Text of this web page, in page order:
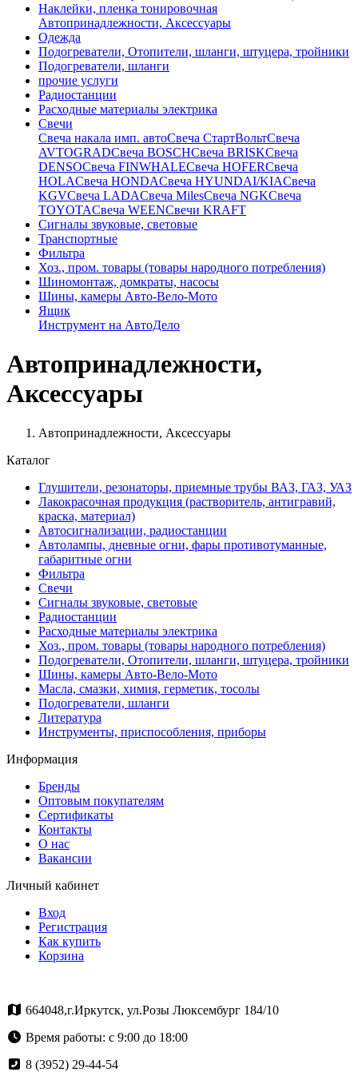
Наклейки, пленка тонировочная
Автопринадлежности, Аксессуары
Одежда
Подогреватели, Отопители, шланги, штуцера, тройники
Подогреватели, шланги
прочие услуги
Радиостанции
Расходные материалы электрика
Свечи
Свечa накала имп. автоСвечa СтартВольтСвеча
AVTOGRADСвеча BOSCHСвеча BRISKСвеча
DENSOСвеча FINWHALEСвеча HOFERСвеча
HOLAСвеча HONDAСвеча HYUNDAI/KIAСвеча
KGVСвеча LADAСвеча MilesСвеча NGKСвеча
TOYOTAСвеча WEENСвечи KRAFT
Сигналы звуковые, световые
Транспортные
Фильтра
Хоз., пром. товары (товары народного потребления)
Шиномонтаж, домкраты, насосы
Шины, камеры Авто-Вело-Мото
Ящик
Инструмент на АвтоДело
Автопринадлежности,
Аксессуары
Автопринадлежности, Аксессуары
Каталог
Глушители, резонаторы, приемные трубы ВАЗ, ГАЗ, УАЗ
Лакокрасочная продукция (растворитель, антигравий,
краска, материал)
Автосигнализации, радиостанции
Автолампы, дневные огни, фары противотуманные,
габаритные огни
Фильтра
Свечи
Сигналы звуковые, световые
Радиостанции
Расходные материалы электрика
Хоз., пром. товары (товары народного потребления)
Подогреватели, Отопители, шланги, штуцера, тройники
Шины, камеры Авто-Вело-Мото
Масла, смазки, химия, герметик, тосолы
Подогреватели, шланги
Литература
Инструменты, приспособления, приборы
Информация
Бренды
Оптовым покупателям
Сертификаты
Контакты
О нас
Вакансии
Личный кабинет
Вход
Регистрация
Как купить
Корзина
664048,г.Иркутск, ул.Розы Люксембург 184/10
Время работы: с 9:00 до 18:00
8 (3952) 29-44-54